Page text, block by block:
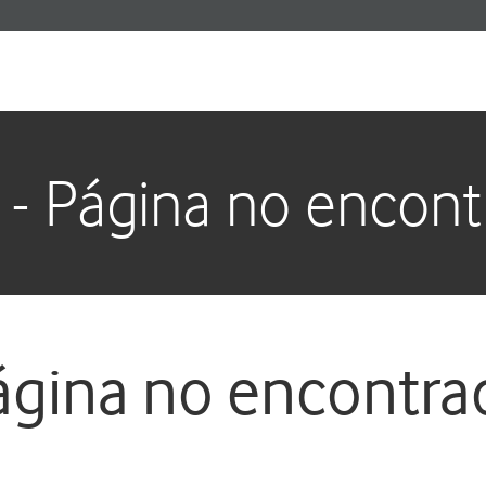
Página no
no